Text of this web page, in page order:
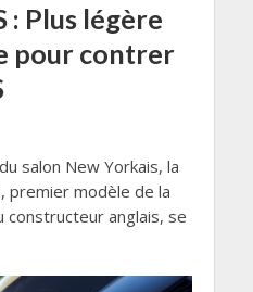
: Plus légère
pour contrer
salon New Yorkais, la
premier modèle de la
constructeur anglais, se